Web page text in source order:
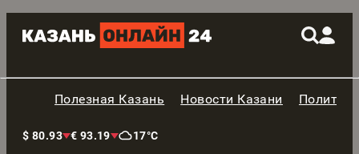
Полезная Казань Новости Казани
$ 80.93 € 93.19 17°C